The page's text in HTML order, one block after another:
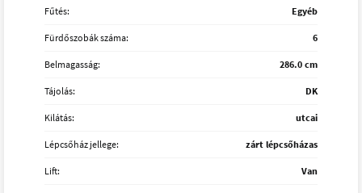
Fűtés: Egyéb
Fürdőszobák száma: 6
Belmagasság: 286.0 cm
Tájolás: DK
Kilátás: utcai
Lépcsőház jellege: zárt lépcsőházas
Lift: Van